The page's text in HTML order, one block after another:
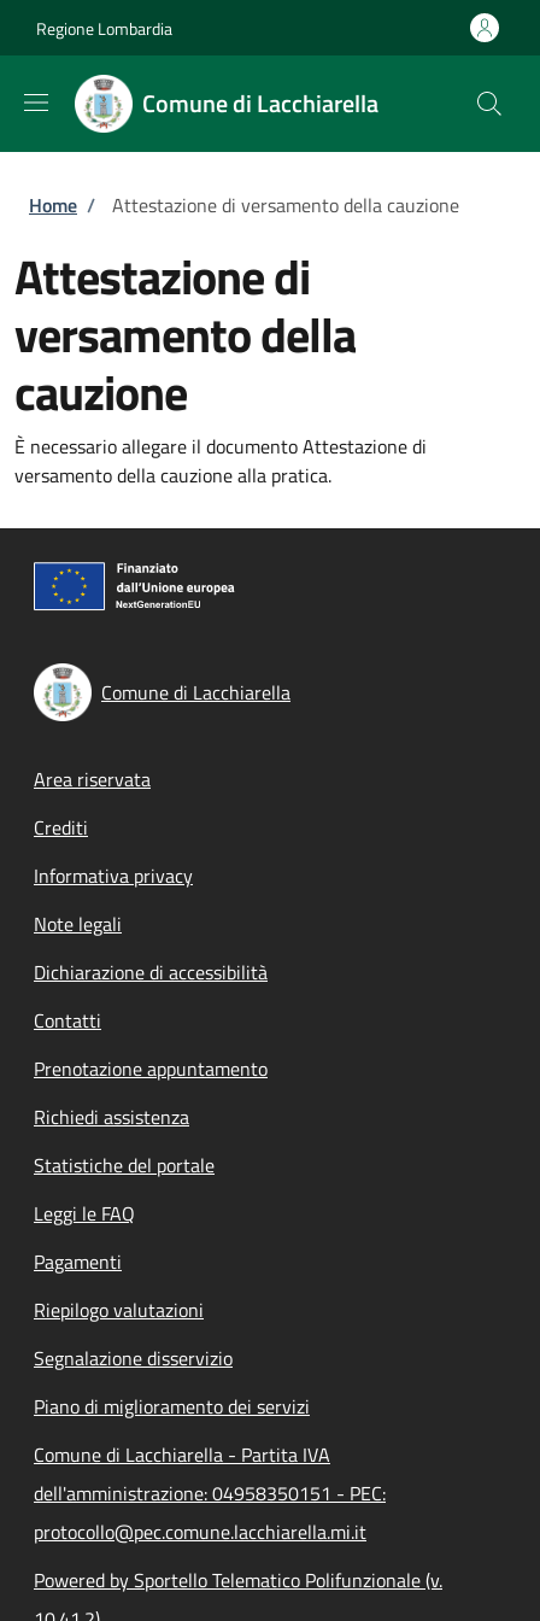
Regione Lombardia
Comune di Lacchiarella
Briciole di pane
Home / Attestazione di versamento della cauzione
Attestazione di
versamento della
cauzione
È necessario allegare il documento Attestazione di
versamento della cauzione alla pratica.
Comune di Lacchiarella
Footer menu
Area riservata
Crediti
Informativa privacy
Note legali
Dichiarazione di accessibilità
Contatti
Prenotazione appuntamento
Richiedi assistenza
Statistiche del portale
Leggi le FAQ
Pagamenti
Riepilogo valutazioni
Segnalazione disservizio
Piano di miglioramento dei servizi
Comune di Lacchiarella - Partita IVA
dell'amministrazione: 04958350151 - PEC:
protocollo@pec.comune.lacchiarella.mi.it
Powered by Sportello Telematico Polifunzionale (v.